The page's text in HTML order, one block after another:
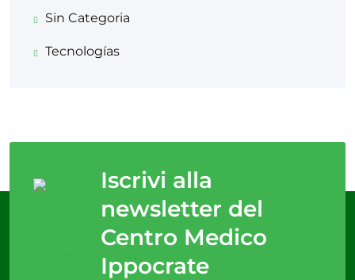
Sin Categoria
Tecnologías
Iscrivi alla
newsletter del
Centro Medico
Ippocrate